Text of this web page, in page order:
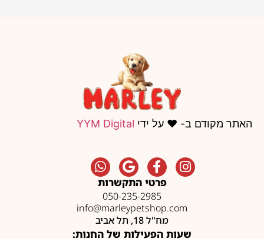
האתר מקודם ב- ❤️ על ידי YYM Digital
פרטי התקשרות
050-235-2985
info@marleypetshop.com
מח"ל 18, תל אביב
שעות הפעילות של החנות: